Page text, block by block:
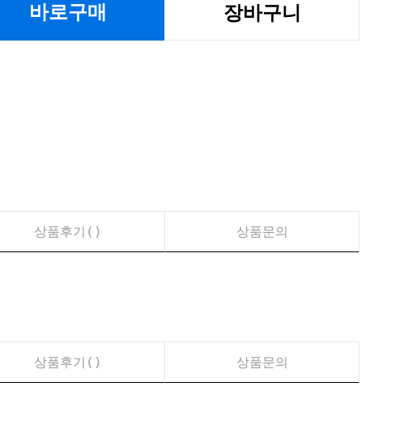
바로구매 장바구니
상품후기( ) 상품문의
상품후기( ) 상품문의